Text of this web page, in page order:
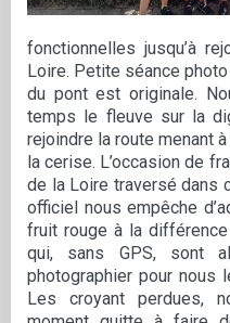
fonctionnelles jusqu’à
Loire. Petite séance
du pont est originale.
temps le fleuve sur la
rejoindre la route menant
la cerise. L’occasion de
de la Loire traversé dans
officiel nous empêche
fruit rouge à la
qui, sans GPS, sont
photographier pour nous
Les croyant perdues,